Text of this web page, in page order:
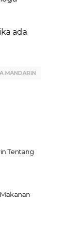
ada
MANDARIN
Tentang